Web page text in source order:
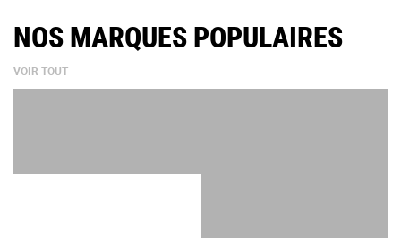
NOS MARQUES POPULAIRES
VOIR TOUT